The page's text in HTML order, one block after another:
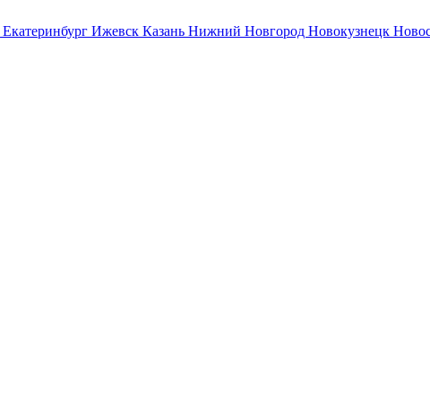
Екатеринбург Ижевск Казань Нижний Новгород Новокузнецк